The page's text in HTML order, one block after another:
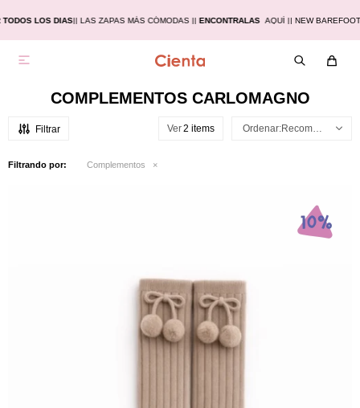
LOS DIAS|| LAS ZAPAS MÁS CÓMODAS ||ENCONTRALASAQUÍ || NEW BAREFOOT

COMPLEMENTOS CARLOMAGNO
Ver Recomendados
Filtrando por: Complementos